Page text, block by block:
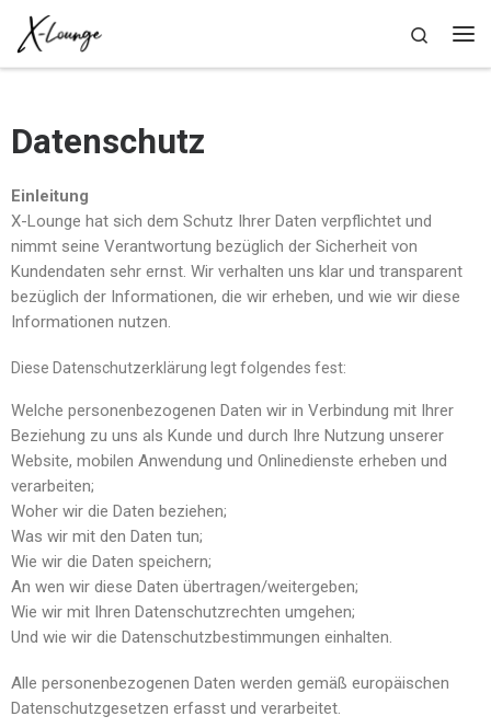
Zum Inhalt springen Search
Datenschutz
Einleitung
X-Lounge hat sich dem Schutz Ihrer Daten verpflichtet und
nimmt seine Verantwortung bezüglich der Sicherheit von
Kundendaten sehr ernst. Wir verhalten uns klar und transparent
bezüglich der Informationen, die wir erheben, und wie wir diese
Informationen nutzen.
Diese Datenschutzerklärung legt folgendes fest:
Welche personenbezogenen Daten wir in Verbindung mit Ihrer
Beziehung zu uns als Kunde und durch Ihre Nutzung unserer
Website, mobilen Anwendung und Onlinedienste erheben und
verarbeiten;
Woher wir die Daten beziehen;
Was wir mit den Daten tun;
Wie wir die Daten speichern;
An wen wir diese Daten übertragen/weitergeben;
Wie wir mit Ihren Datenschutzrechten umgehen;
Und wie wir die Datenschutzbestimmungen einhalten.
Alle personenbezogenen Daten werden gemäß europäischen
Datenschutzgesetzen erfasst und verarbeitet.